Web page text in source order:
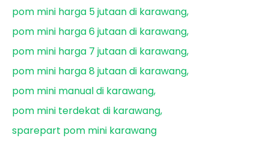
pom mini harga 5 jutaan di karawang
pom mini harga 6 jutaan di karawang
pom mini harga 7 jutaan di karawang
pom mini harga 8 jutaan di karawang
pom mini manual di karawang
pom mini terdekat di karawang
sparepart pom mini karawang